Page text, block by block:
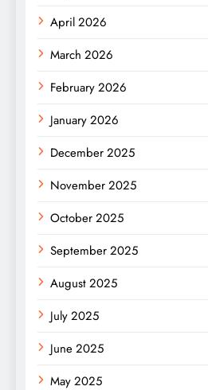
April 2026
March 2026
February 2026
January 2026
December 2025
November 2025
October 2025
September 2025
August 2025
July 2025
June 2025
May 2025